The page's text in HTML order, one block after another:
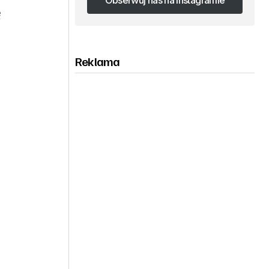
Obserwuj nas na Instagramie
Reklama